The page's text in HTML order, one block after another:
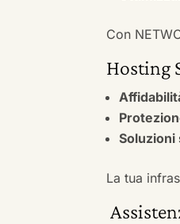
Con
Hosting
Soluzioni
La tua